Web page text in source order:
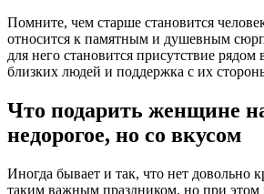
Помните, чем старше становится
относится к памятным и душевным
для него становится присутствие
близких людей и поддержка с их
Что подарить женщине
недорогое, но со вкусом
Иногда бывает и так, что нет довольно
таким важным праздником, но при этом